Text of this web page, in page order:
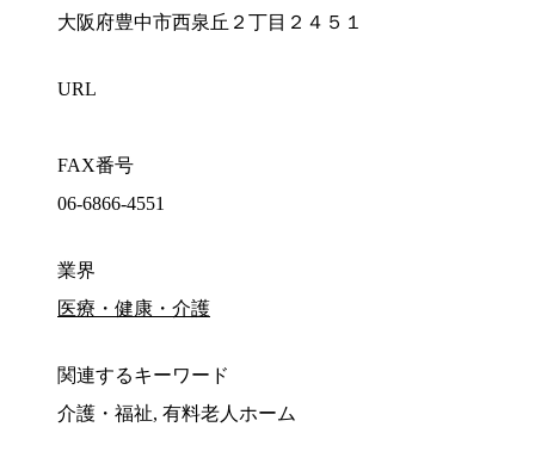
大阪府豊中市西泉丘２丁目２４５１
URL
FAX番号
06-6866-4551
業界
医療・健康・介護
関連するキーワード
介護・福祉, 有料老人ホーム